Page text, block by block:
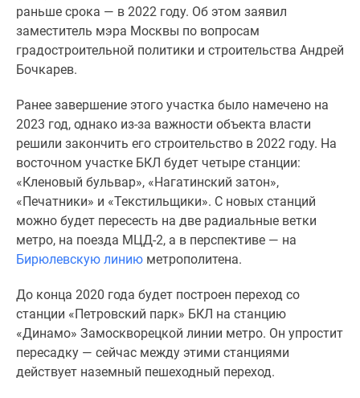
Коммерческие
помещения
Продавцы
застройщики
Панорамы
новостроек
Видеообзор
новостроек
Экспертиза
новостроек
Москвы
Подмосковья
Студии
комнатные
раньше срока — в 2022 году. Об этом заявил
заместитель мэра Москвы по вопросам
градостроительной политики и строительства Андрей
Бочкарев.
Ранее завершение этого участка было намечено на
2023 год, однако из-за важности объекта власти
решили закончить его строительство в 2022 году. На
восточном участке БКЛ будет четыре станции:
«Кленовый бульвар», «Нагатинский затон»,
«Печатники» и «Текстильщики». С новых станций
можно будет пересесть на две радиальные ветки
метро, на поезда МЦД-2, а в перспективе — на
Бирюлевскую линию метрополитена.
До конца 2020 года будет построен переход со
станции «Петровский парк» БКЛ на станцию
«Динамо» Замоскворецкой линии метро. Он упростит
пересадку — сейчас между этими станциями
действует наземный пешеходный переход.